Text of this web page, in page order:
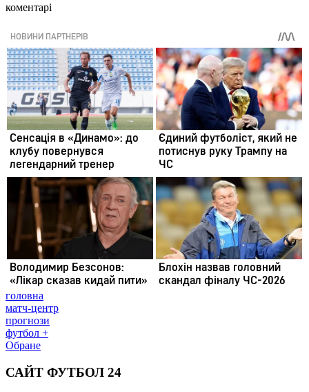
коментарі
головна
матч-центр
прогнози
футбол +
Обране
САЙТ ФУТБОЛ 24